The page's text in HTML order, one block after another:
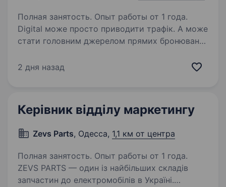
Полная занятость. Опыт работы от 1 года.
Digital може просто приводити трафік. А може
стати головним джерелом прямих бронювань і
ми шукаємо в Spatium Hotel. Ми —
2 дня назад
Керівник відділу маркетингу
Zevs Parts, Одесса, 1,1 км от центра
Полная занятость. Опыт работы от 1 года.
ZEVS PARTS — один із найбільших складів
запчастин до електромобілів в Україні.